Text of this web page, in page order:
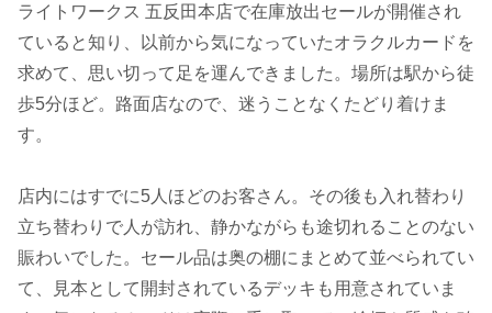
ライトワークス 五反田本店で在庫放出セールが開催され
ていると知り、以前から気になっていたオラクルカードを
求めて、思い切って足を運んできました。場所は駅から徒
歩5分ほど。路面店なので、迷うことなくたどり着けま
す。
店内にはすでに5人ほどのお客さん。その後も入れ替わり
立ち替わりで人が訪れ、静かながらも途切れることのない
賑わいでした。セール品は奥の棚にまとめて並べられてい
て、見本として開封されているデッキも用意されていま